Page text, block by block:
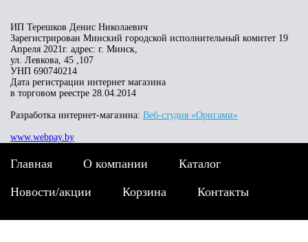
ИП Терешков Денис Николаевич
Зарегистрирован Минский городской исполнительный комитет 19
Апреля 2021г. адрес: г. Минск,
ул. Левкова, 45 ,107
УНП 690740214
Дата регистрации интернет магазина
в торговом реестре 28.04.2014
Разработка интернет-магазина: Веб-студия «Оригами»
www.webpay.by
Главная О компании Каталог
Новости/акции Корзина Контакты